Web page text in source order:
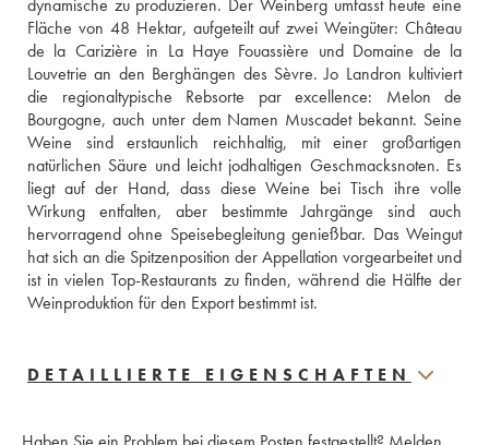
dynamische zu produzieren. Der Weinberg umfasst heute eine
Fläche von 48 Hektar, aufgeteilt auf zwei Weingüter: Château
de la Carizière in La Haye Fouassière und Domaine de la
Louvetrie an den Berghängen des Sèvre. Jo Landron kultiviert
die regionaltypische Rebsorte par excellence: Melon de
Bourgogne, auch unter dem Namen Muscadet bekannt. Seine
Weine sind erstaunlich reichhaltig, mit einer großartigen
natürlichen Säure und leicht jodhaltigen Geschmacksnoten. Es
liegt auf der Hand, dass diese Weine bei Tisch ihre volle
Wirkung entfalten, aber bestimmte Jahrgänge sind auch
hervorragend ohne Speisebegleitung genießbar. Das Weingut
hat sich an die Spitzenposition der Appellation vorgearbeitet und
ist in vielen Top-Restaurants zu finden, während die Hälfte der
Weinproduktion für den Export bestimmt ist.
DETAILLIERTE EIGENSCHAFTEN